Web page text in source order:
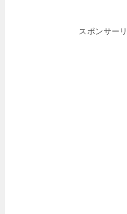
スポンサー